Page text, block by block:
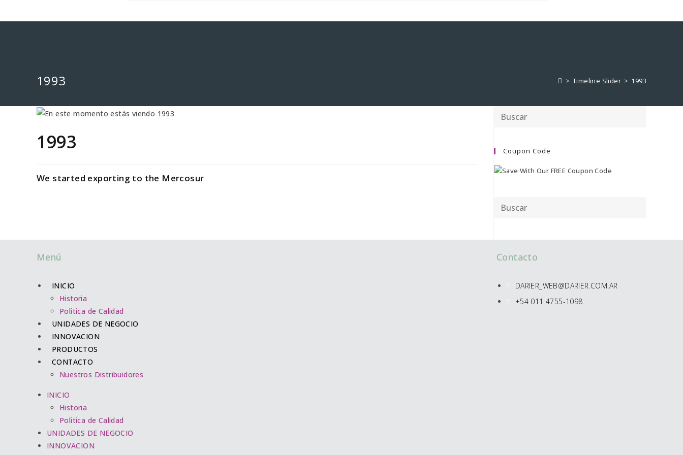
1993 > Timeline Slider > 1993
1993
We started exporting to the Mercosur
Coupon Code
Menú
INICIO
Historia
Politica de Calidad
UNIDADES DE NEGOCIO
INNOVACION
PRODUCTOS
CONTACTO
Nuestros Distribuidores
INICIO
Historia
Politica de Calidad
UNIDADES DE NEGOCIO
INNOVACION
Contacto
DARIER_WEB@DARIER.COM.AR
+54 011 4755-1098